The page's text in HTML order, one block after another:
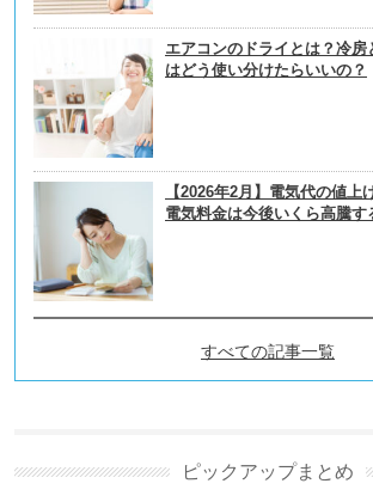
エアコンのドライとは？冷房
はどう使い分けたらいいの？
【2026年2月】電気代の値上
電気料金は今後いくら高騰す
すべての記事一覧
でんき0は高い？怪しい？デメ
ピックアップまとめ